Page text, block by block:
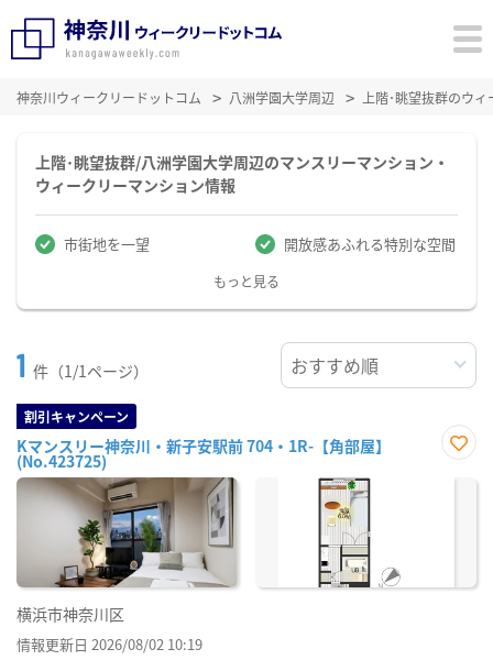
神奈川ウィークリードットコム 八洲学園大学周辺 上階･眺望抜群のウ
上階･眺望抜群/八洲学園大学周辺のマンスリーマンション・
ウィークリーマンション情報
市街地を一望 開放感あふれる特別な空間
もっと見る
1 件（1/1ページ）
割引キャンペーン
Kマンスリー神奈川・新子安駅前 704・1R-【角部屋】
(No.423725)
に入
横浜市神奈川区
情報更新日 2026/08/02 10:19